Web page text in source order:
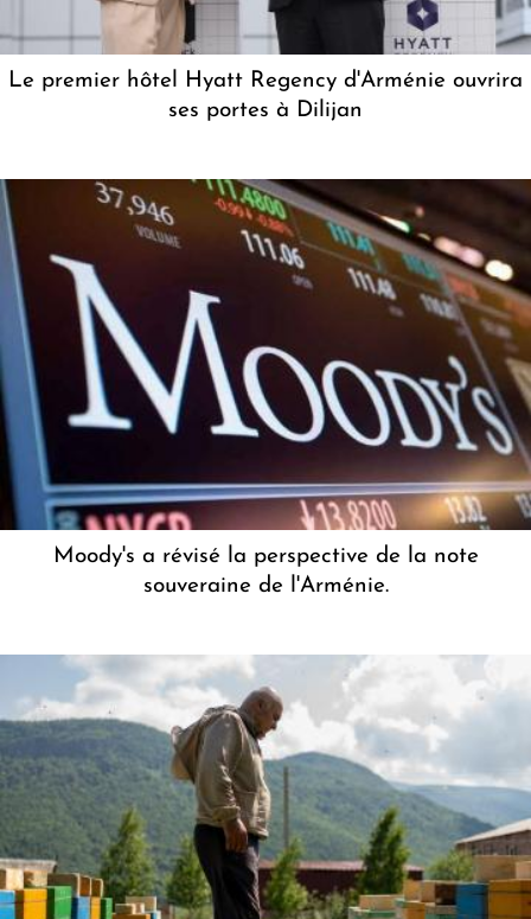
Le premier hôtel Hyatt Regency d'Arménie ouvrira
ses portes à Dilijan
Moody's a révisé la perspective de la note
souveraine de l'Arménie.